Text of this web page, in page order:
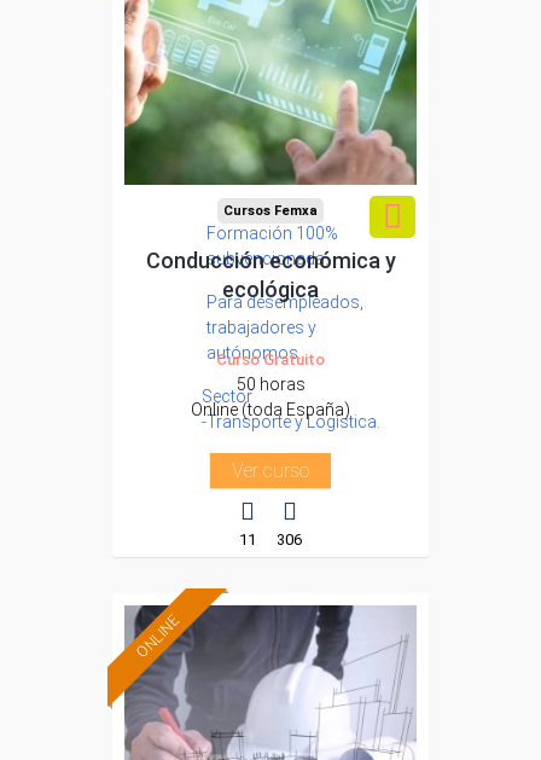
Formación 100%
subvencionada.
Para desempleados,
trabajadores y
autónomos.
Sector
-Transporte y Logística.
Cursos Femxa
Conducción económica y
ecológica
Curso Gratuito
50 horas
Online (toda España)
Ver curso
11 306
ONLINE